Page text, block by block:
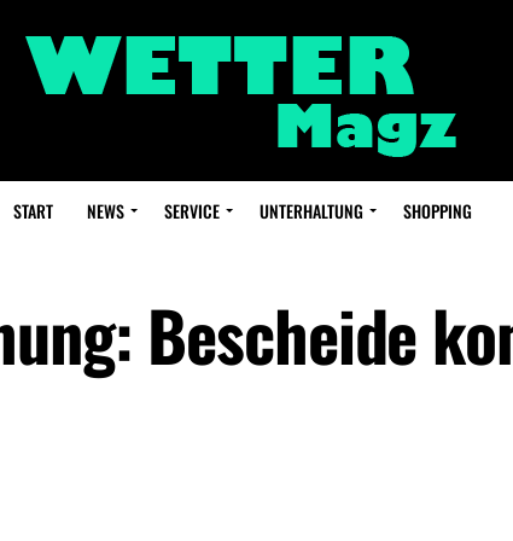
START NEWS SERVICE UNTERHALTUNG SHOPPING
Bescheide